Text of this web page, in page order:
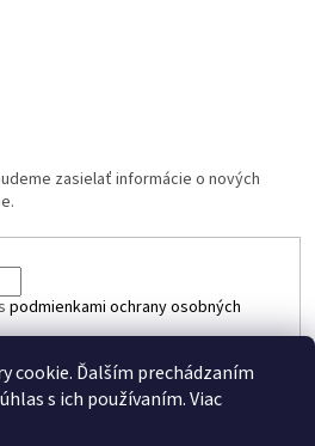
cookie. Ďalším prechádzaním
s ich používaním. Viac
zasielať informácie o nových
podmienkami ochrany osobných